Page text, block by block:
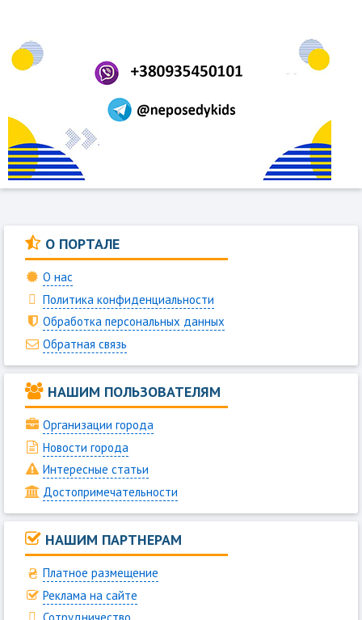
О ПОРТАЛЕ
О нас
Политика конфиденциальности
Обработка персональных данных
Обратная связь
НАШИМ ПОЛЬЗОВАТЕЛЯМ
Организации города
Новости города
Интересные статьи
Достопримечательности
НАШИМ ПАРТНЕРАМ
Платное размещение
Реклама на сайте